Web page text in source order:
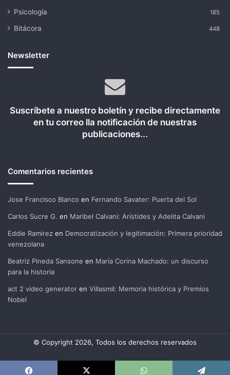
Psicología 185
Bitácora 448
Newsletter
Suscríbete a nuestro boletín y recibe directamente
en tu correo lla notificación de nuestras
publicaciones...
Comentarios recientes
Jose Francisco Blanco en Fernando Savater: Puerta del Sol
Carlos Sucre G. en Maribel Calvani: Arístides y Adelita Calvani
Eddie Ramirez en Democratización y legitimación: Primera prioridad
venezolana
Beatriz Pineda Sansone en María Corina Machado: un discurso
para la historia
act 2 video generator en Villasmil: Memoria histórica y Premios
Nobel
© Copyright 2026, Todos los derechos reservados